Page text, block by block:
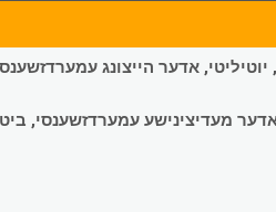
יוטיליטי, אדער הייצונג
מעדיצינישע עמערדזשענסי, ביטע